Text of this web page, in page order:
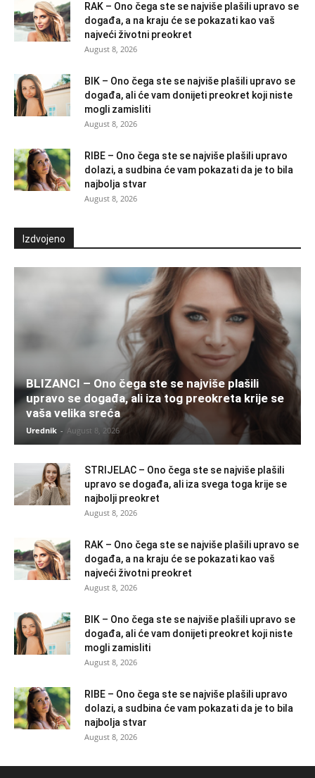
RAK – Ono čega ste se najviše plašili upravo se
događa, a na kraju će se pokazati kao vaš
najveći životni preokret
August 8, 2026
BIK – Ono čega ste se najviše plašili upravo se
događa, ali će vam donijeti preokret koji niste
mogli zamisliti
August 8, 2026
RIBE – Ono čega ste se najviše plašili upravo
dolazi, a sudbina će vam pokazati da je to bila
najbolja stvar
August 8, 2026
Izdvojeno
BLIZANCI – Ono čega ste se najviše plašili
upravo se događa, ali iza tog preokreta krije se
vaša velika sreća
Urednik - August 8, 2026
STRIJELAC – Ono čega ste se najviše plašili
upravo se događa, ali iza svega toga krije se
najbolji preokret
August 8, 2026
RAK – Ono čega ste se najviše plašili upravo se
događa, a na kraju će se pokazati kao vaš
najveći životni preokret
August 8, 2026
BIK – Ono čega ste se najviše plašili upravo se
događa, ali će vam donijeti preokret koji niste
mogli zamisliti
August 8, 2026
RIBE – Ono čega ste se najviše plašili upravo
dolazi, a sudbina će vam pokazati da je to bila
najbolja stvar
August 8, 2026